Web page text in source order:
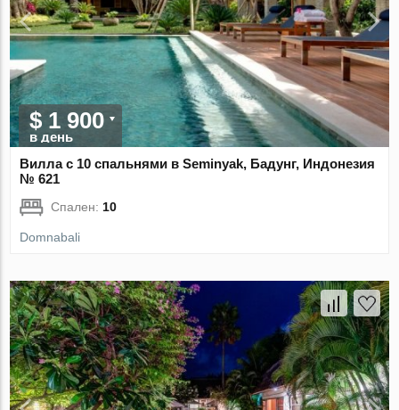
$ 1 900
в день
Вилла с 10 спальнями в Seminyak, Бадунг, Индонезия
№ 621
Спален: 10
Domnabali